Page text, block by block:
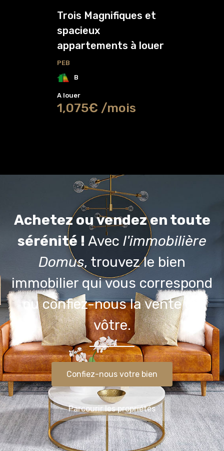
Trois Magnifiques et
spacieux
appartements à louer
PEB
B
A louer
1,075€ /mois
Achetez ou vendez en toute
sérénité ! Avec l'immobilière
Domus, trouvez le bien
immobilier qui vous correspond
ou confiez-nous la vente du
vôtre.
Confiez-nous votre bien
Parcourir les propriétés